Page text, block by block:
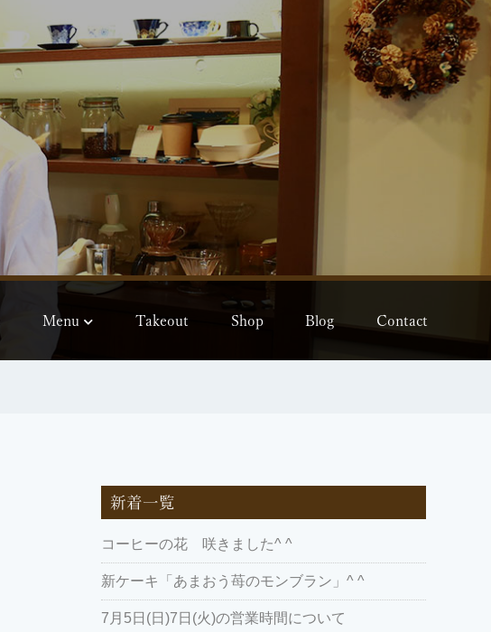
Menu Takeout Shop Blog Contact
新着一覧
コーヒーの花 咲きました^ ^
新ケーキ「あまおう苺のモンブラン」^ ^
7月5日(日)7日(火)の営業時間について